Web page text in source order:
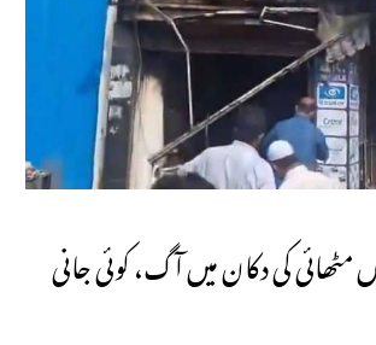
مٹھائی کی دکان میں آگ، کوئی جانی